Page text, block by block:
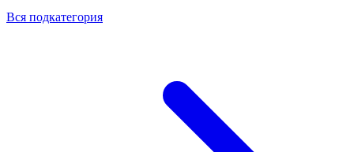
Вся подкатегория